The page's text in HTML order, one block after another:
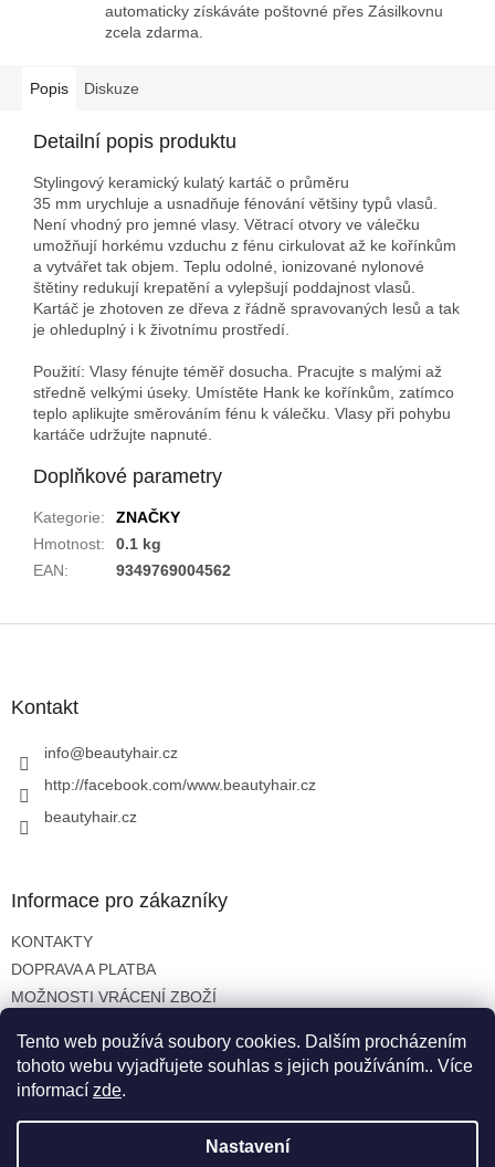
Tento web používá soubory cookies. Dalším procházením
tohoto webu vyjadřujete souhlas s jejich používáním.. Více
informací zde.
Nastavení
automaticky získáváte poštovné přes Zásilkovnu
zcela zdarma.
Popis Diskuze
Detailní popis produktu
Stylingový keramický kulatý kartáč o průměru
35 mm urychluje a usnadňuje fénování většiny typů vlasů.
Není vhodný pro jemné vlasy. Větrací otvory ve válečku
umožňují horkému vzduchu z fénu cirkulovat až ke kořínkům
a vytvářet tak objem. Teplu odolné, ionizované nylonové
štětiny redukují krepatění a vylepšují poddajnost vlasů.
Kartáč je zhotoven ze dřeva z řádně spravovaných lesů a tak
je ohleduplný i k životnímu prostředí.
Použití: Vlasy fénujte téměř dosucha. Pracujte s malými až
středně velkými úseky. Umístěte Hank ke kořínkům, zatímco
teplo aplikujte směrováním fénu k válečku. Vlasy při pohybu
kartáče udržujte napnuté.
Doplňkové parametry
Kategorie:
ZNAČKY
Hmotnost:
0.1 kg
EAN: 9349769004562
Kontakt
info@beautyhair.cz
http://facebook.com/www.beautyhair.cz
beautyhair.cz
Informace pro zákazníky
KONTAKTY
DOPRAVA A PLATBA
MOŽNOSTI VRÁCENÍ ZBOŽÍ
OCHRANA OSOBNÍCH ÚDAJŮ
Vytvořil Shoptet